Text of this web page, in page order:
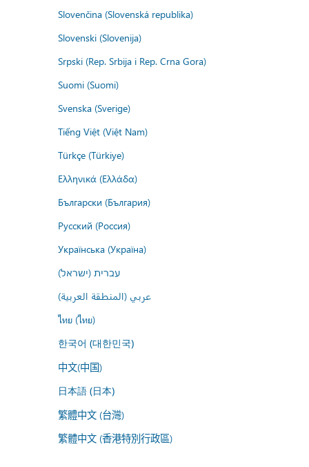
Slovenčina (Slovenská republika)
Slovenski (Slovenija)
Srpski (Rep. Srbija i Rep. Crna Gora)
Suomi (Suomi)
Svenska (Sverige)
Tiếng Việt (Việt Nam)
Türkçe (Türkiye)
Ελληνικά (Ελλάδα)
Български (България)
Русский (Россия)
Українська (Україна)
עברית (ישראל)
عربي (المنطقة العربية)
ไทย (ไทย)
한국어 (대한민국)
中文(中国)
日本語 (日本)
繁體中文 (台灣)
繁體中文 (香港特別行政區)